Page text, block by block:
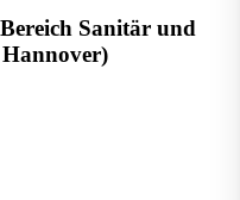
Sanitär und